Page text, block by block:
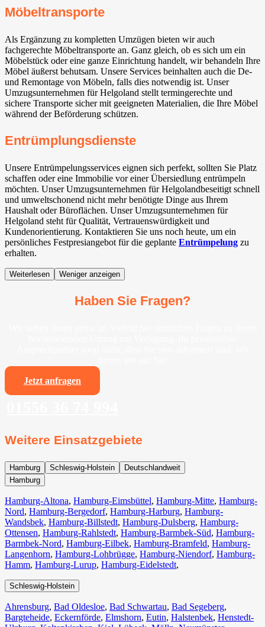
Möbeltransporte
Als Ergänzung zu kompletten Umzügen bieten wir auch
fachgerechte Möbeltransporte an. Ganz gleich, ob es sich um ein
Möbelstück oder eine ganze Einrichtung handelt, wir behandeln Ihre
Möbel äußerst behutsam. Unsere Services beinhalten auch die De-
und Remontage von Möbeln, falls dies notwendig ist. Unser
Umzugsunternehmen für Helgoland stellt termingerechte und
sichere Transporte sicher mit geeigneten Materialien, die Ihre Möbel
während der Beförderung schützen.
Entrümplungsdienste
Unsere Entrümpelungsservices eignen sich perfekt, sollten Sie Platz
schaffen oder eine Immobilie vor einer Übersiedlung entrümpeln
möchten. Unser Umzugsunternehmen für Helgolandbeseitigt schnell
und umweltschonend nicht mehr benötigte Dinge aus Ihrem
Haushalt oder Büroflächen. Unser Umzugsunternehmen für
Helgoland steht für Qualität, Vertrauenswürdigkeit und
Kundenorientierung. Kontaktieren Sie uns noch heute, um ein
persönliches Festpresiangebot für die geplante Entrümpelung zu
erhalten.
Weiterlesen Weniger anzeigen
Haben Sie Fragen?
Jetzt anfragen
Weitere Einsatzgebiete
Hamburg Schleswig-Holstein
Deutschlandweit
Hamburg
Hamburg-Altona, Hamburg-Eimsbüttel, Hamburg-Mitte, Hamburg-
Nord, Hamburg-Bergedorf, Hamburg-Harburg, Hamburg-
Wandsbek, Hamburg-Billstedt, Hamburg-Dulsberg, Hamburg-
Ottensen, Hamburg-Rahlstedt, Hamburg-Barmbek-Süd, Hamburg-
Barmbek-Nord, Hamburg-Eilbek, Hamburg-Bramfeld, Hamburg-
Langenhorn, Hamburg-Lohbrügge, Hamburg-Niendorf, Hamburg-
Hamm, Hamburg-Lurup, Hamburg-Eidelstedt,
Schleswig-Holstein
Ahrensburg, Bad Oldesloe, Bad Schwartau, Bad Segeberg,
Bargteheide, Eckernförde, Elmshorn, Eutin, Halstenbek, Henstedt-